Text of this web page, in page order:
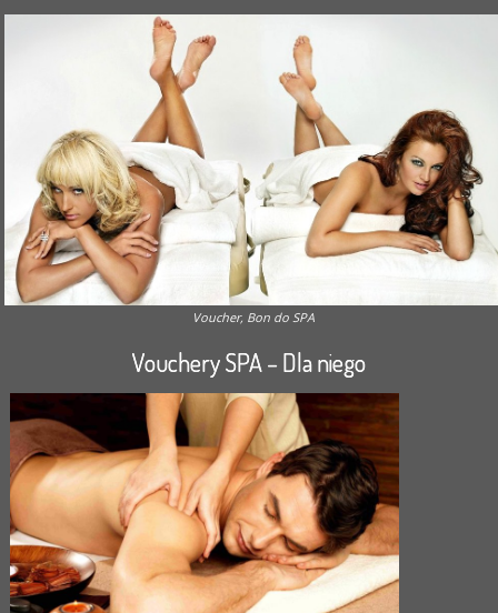
Voucher, Bon do SPA
Vouchery SPA – Dla niego